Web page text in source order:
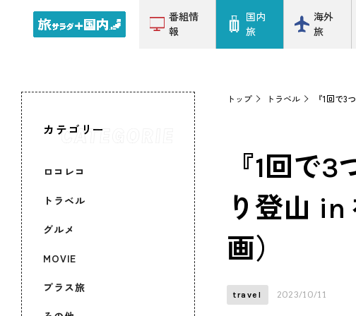
番組情
報
国内
旅
海外
旅
カテゴリー
ロコレコ
トラベル
グルメ
MOVIE
プラス旅
トップ トラベル 『1回で3
『1回で
り登山
画）
travel 2023/10/11